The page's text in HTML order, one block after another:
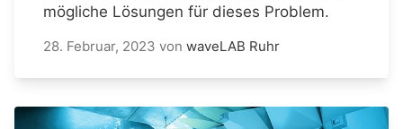
mögliche Lösungen für dieses Problem.
28. Februar, 2023 von waveLAB Ruhr